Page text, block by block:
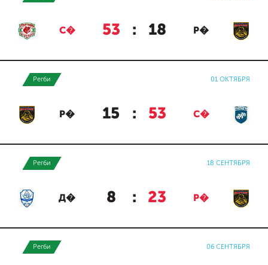
С� 53 : 18 Р�
Регби 01 ОКТЯБРЯ
Р� 15 : 53 С�
Регби 18 СЕНТЯБРЯ
Д� 8 : 23 Р�
Регби 06 СЕНТЯБРЯ